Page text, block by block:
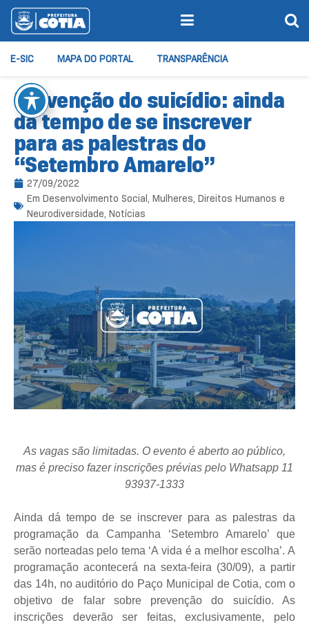
E-SIC MAPA DO PORTAL TRANSPARÊNCIA
Prevenção do suicídio: ainda
dá tempo de se inscrever
para as palestras do
“Setembro Amarelo”
27/09/2022
Em Desenvolvimento Social, Mulheres, Direitos Humanos e
Neurodiversidade, Notícias
As vagas são limitadas. O evento é aberto ao público,
mas é preciso fazer inscrições prévias pelo Whatsapp 11
93937-1333
Ainda dá tempo de se inscrever para as palestras da
programação da Campanha ‘Setembro Amarelo’ que
serão norteadas pelo tema ‘A vida é a melhor escolha’. A
programação acontecerá na sexta-feira (30/09), a partir
das 14h, no auditório do Paço Municipal de Cotia, com o
objetivo de falar sobre prevenção do suicídio. As
inscrições deverão ser feitas, exclusivamente, pelo